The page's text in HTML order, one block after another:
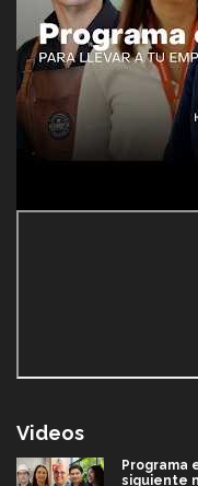
Videos
Programa
siguiente